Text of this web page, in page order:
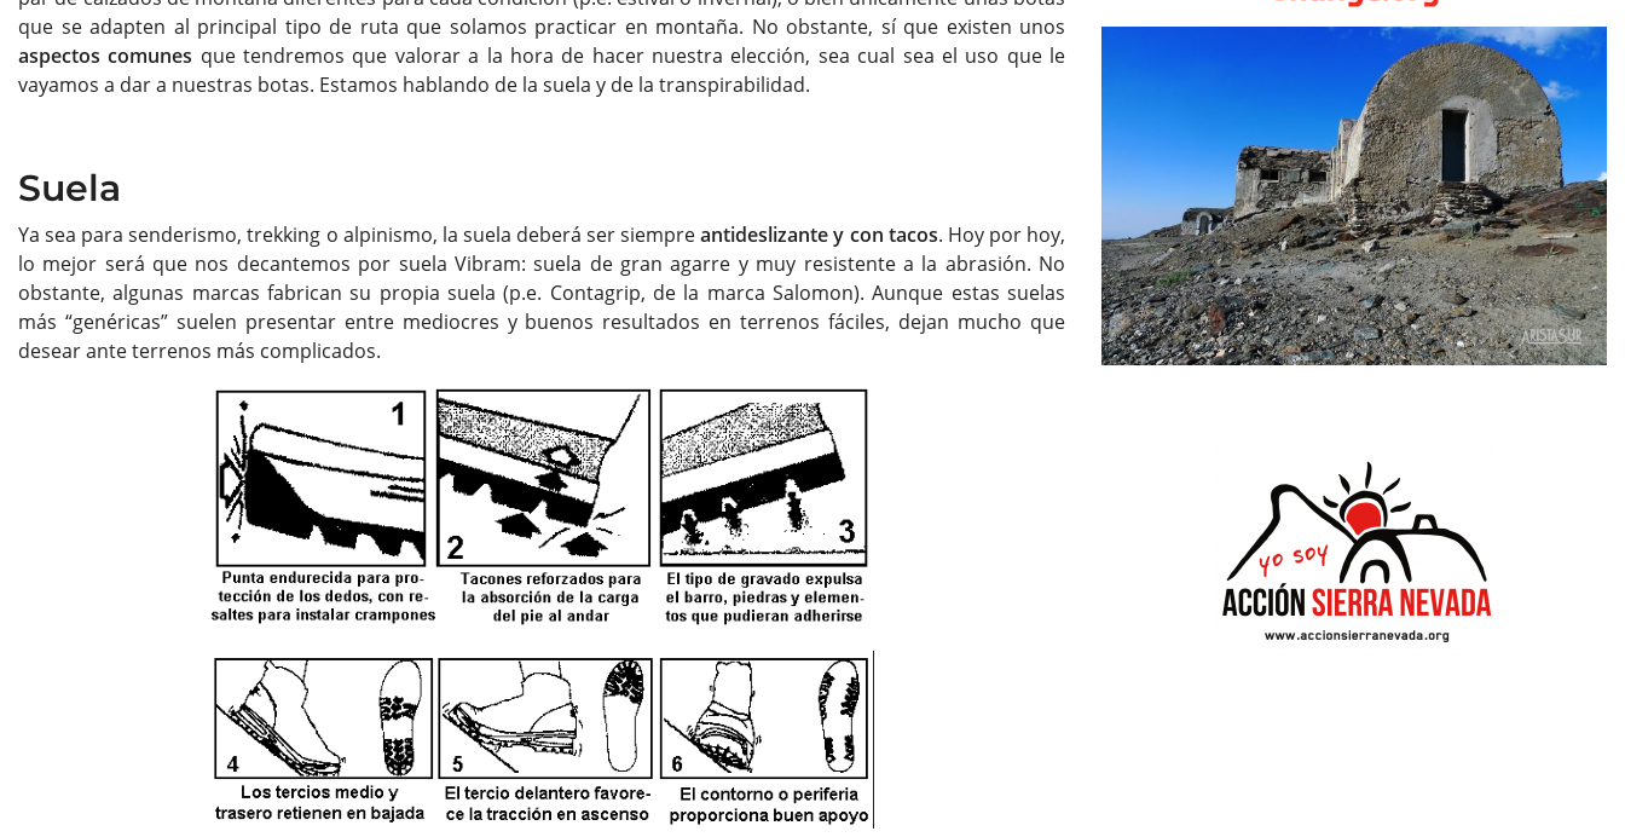
que se adapten al principal tipo de ruta que solamos practicar en montaña. No obstante, sí que existen unos
aspectos comunes que tendremos que valorar a la hora de hacer nuestra elección, sea cual sea el uso que le
vayamos a dar a nuestras botas. Estamos hablando de la suela y de la transpirabilidad.
Suela
Ya sea para senderismo, trekking o alpinismo, la suela deberá ser siempreantideslizante y con tacos. Hoy por hoy,
lo mejor será que nos decantemos por suela Vibram: suela de gran agarre y muy resistente a la abrasión. No
obstante, algunas marcas fabrican su propia suela (p.e. Contagrip, de la marca Salomon). Aunque estas suelas
más “genéricas” suelen presentar entre mediocres y buenos resultados en terrenos fáciles, dejan mucho que
desear ante terrenos más complicados.